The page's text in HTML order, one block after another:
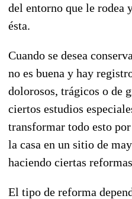
del entorno que le rodea
ésta.
Cuando se desea
no es buena y hay
dolorosos, trágicos o de
ciertos estudios
transformar todo esto
la casa en un sitio de
haciendo ciertas
El tipo de reforma